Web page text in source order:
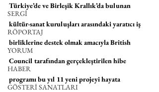
SERGİ
RÖPORTAJ
YORUM
HABER
GÖSTERİ SANATLARI
Türkiye’de ve Birleşik Krallık’da bulunan
kültür-sanat kuruluşları arasındaki yaratıcı iş
birliklerine destek olmak amacıyla British
Council tarafından gerçekleştirilen hibe
programı bu yıl 11 yeni projeyi hayata